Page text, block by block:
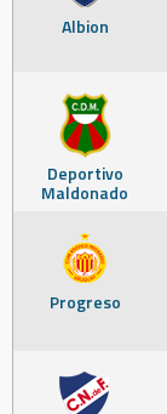
Albion
Deportivo
Maldonado
Progreso